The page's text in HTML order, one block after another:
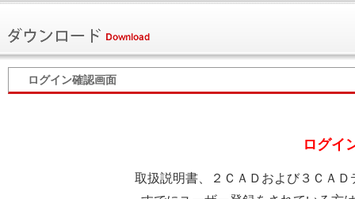
ログイン確認画面
ログイ
取扱説明書、２ＣＡＤおよび３ＣＡ